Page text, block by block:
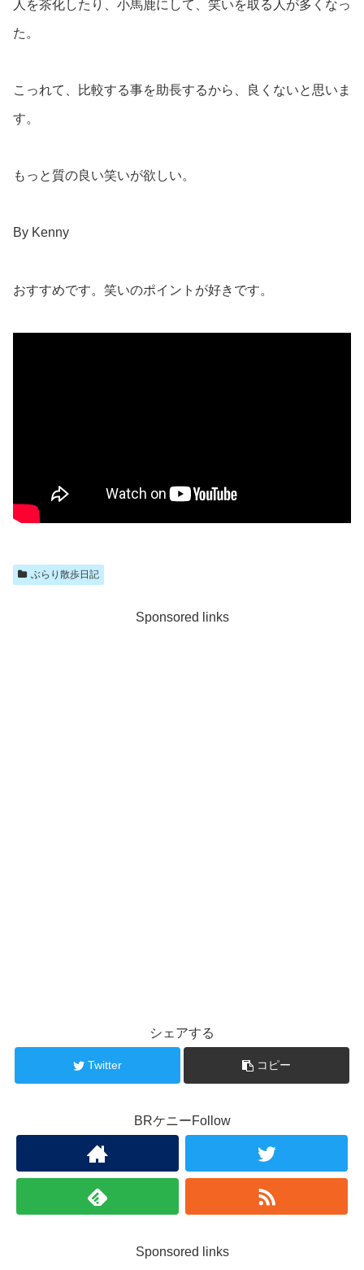
人を茶化したり、小馬鹿にして、笑いを取る人が多くなっ
た。
こっれて、比較する事を助長するから、良くないと思いま
す。
もっと質の良い笑いが欲しい。
By Kenny
おすすめです。笑いのポイントが好きです。
ぶらり散歩日記
Sponsored links
シェアする
Twitter コピー
BRケニーFollow
Sponsored links